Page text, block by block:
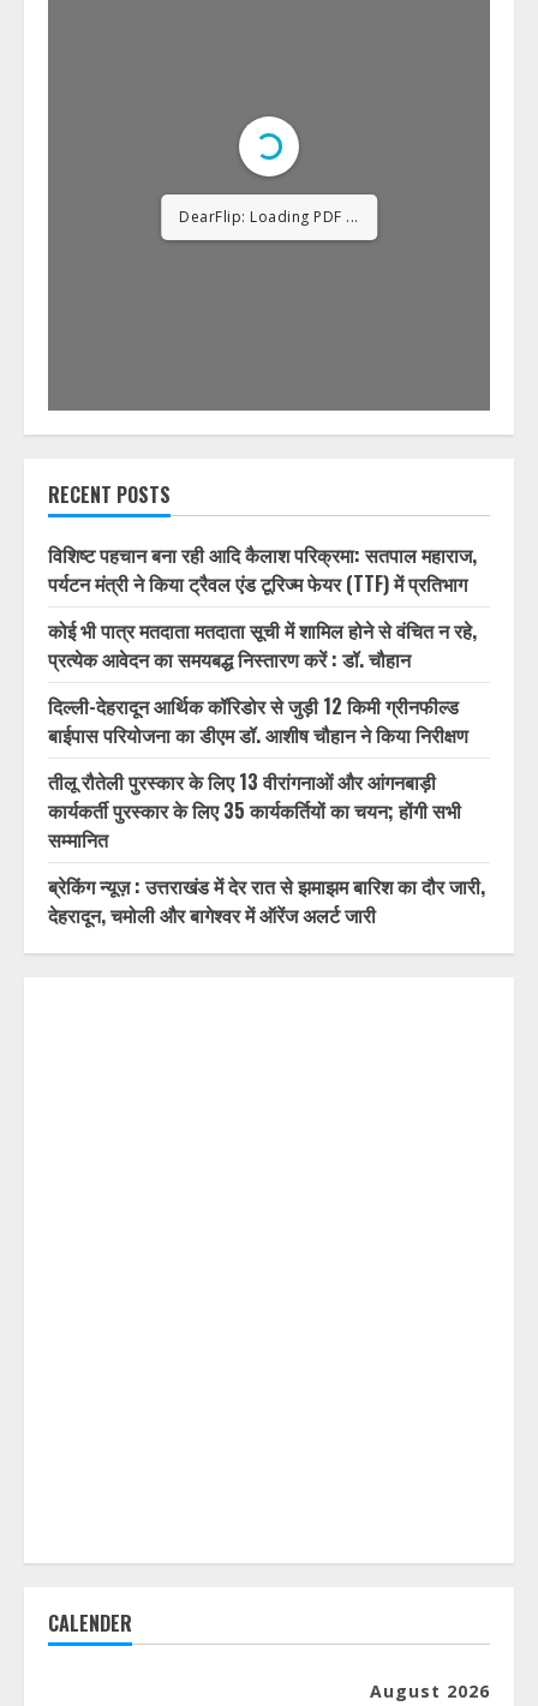
DearFlip: Loading PDF
23% ...
RECENT POSTS
विशिष्ट पहचान बना रही आदि कैलाश परिक्रमा: सतपाल महाराज,
पर्यटन मंत्री ने किया ट्रैवल एंड टूरिज्म फेयर (TTF) में प्रतिभाग
कोई भी पात्र मतदाता मतदाता सूची में शामिल होने से वंचित न रहे,
प्रत्येक आवेदन का समयबद्ध निस्तारण करें : डॉ. चौहान
दिल्ली-देहरादून आर्थिक कॉरिडोर से जुड़ी 12 किमी ग्रीनफील्ड
बाईपास परियोजना का डीएम डॉ. आशीष चौहान ने किया निरीक्षण
तीलू रौतेली पुरस्कार के लिए 13 वीरांगनाओं और आंगनबाड़ी
कार्यकर्ती पुरस्कार के लिए 35 कार्यकर्तियों का चयन; होंगी सभी
सम्मानित
ब्रेकिंग न्यूज़ : उत्तराखंड में देर रात से झमाझम बारिश का दौर जारी,
देहरादून, चमोली और बागेश्वर में ऑरेंज अलर्ट जारी
CALENDER
August 2026